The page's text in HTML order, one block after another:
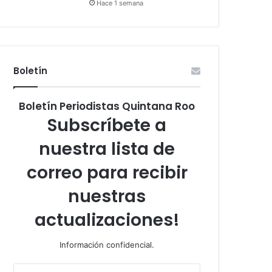
Hace 1 semana
Boletín
Boletín Periodistas Quintana Roo
Subscríbete a
nuestra lista de
correo para recibir
nuestras
actualizaciones!
Información confidencial.